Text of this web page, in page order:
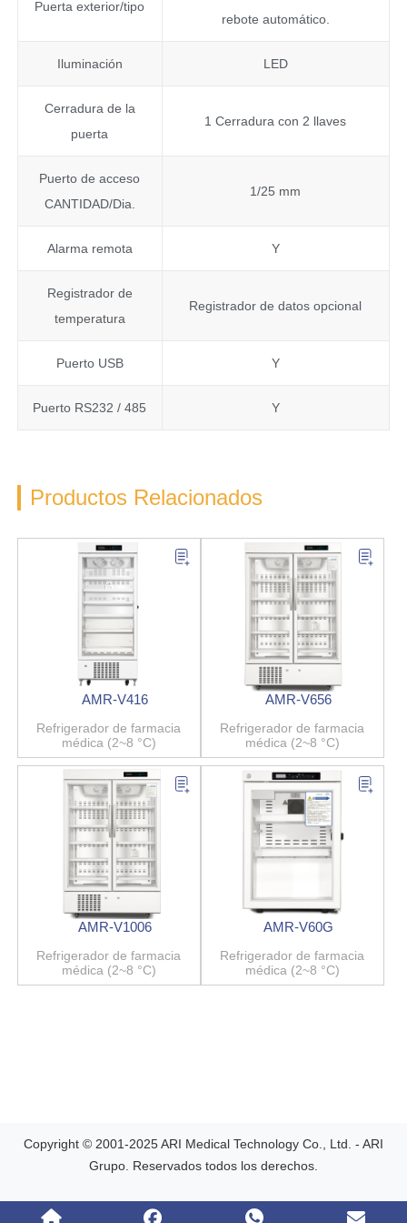
Puerta exterior/tipo
rebote automático.
Iluminación LED
Cerradura de la
puerta
1 Cerradura con 2 llaves
Puerto de acceso
CANTIDAD/Dia.
1/25 mm
Alarma remota Y
Registrador de
temperatura
Registrador de datos opcional
Puerto USB Y
Puerto RS232 / 485 Y
Productos Relacionados
AMR-V416
Refrigerador de farmacia
médica (2~8 °C)
AMR-V656
Refrigerador de farmacia
médica (2~8 °C)
AMR-V1006
Refrigerador de farmacia
médica (2~8 °C)
AMR-V60G
Refrigerador de farmacia
médica (2~8 °C)
Copyright © 2001-2025 ARI Medical Technology Co., Ltd. - ARI
Grupo. Reservados todos los derechos.